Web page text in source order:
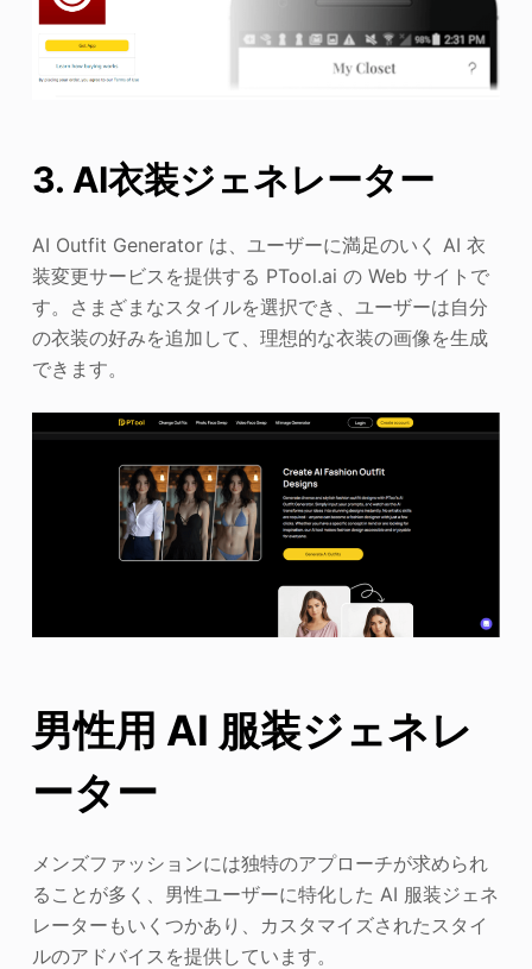
3. AI衣装ジェネレーター
AI Outfit Generator は、ユーザーに満足のいく AI 衣
装変更サービスを提供する PTool.ai の Web サイトで
す。さまざまなスタイルを選択でき、ユーザーは自分
の衣装の好みを追加して、理想的な衣装の画像を生成
できます。
男性用 AI 服装ジェネレ
ーター
メンズファッションには独特のアプローチが求められ
ることが多く、男性ユーザーに特化した AI 服装ジェネ
レーターもいくつかあり、カスタマイズされたスタイ
ルのアドバイスを提供しています。